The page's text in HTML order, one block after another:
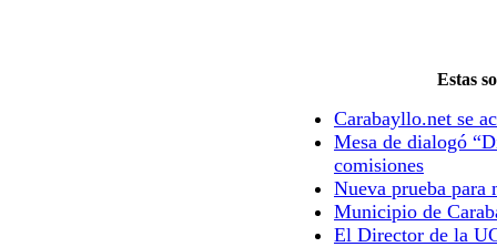
Estas
Carabayllo.net se
Mesa de dialogó
comisiones
Nueva prueba para
Municipio de
El Director de la